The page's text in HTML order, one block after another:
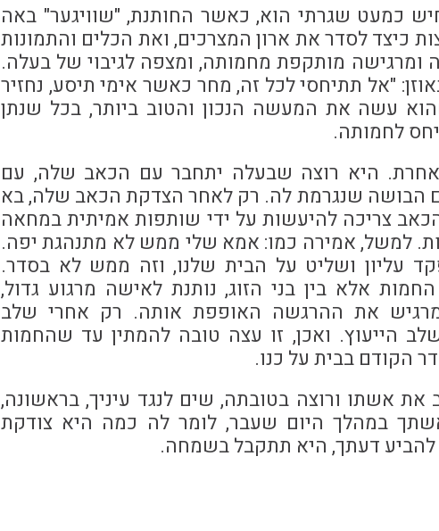
כמעט שגרתי הוא, כאשר החותנת, "שוויגער" באה
כיצד לסדר את ארון המצרכים, ואת הכלים והתמונות
ומרגישה מותקפת מחמותה, ומצפה לגיבוי של בעלה.
"אל תתיחסי לכל זה, מחר כאשר אימי תיסע, נחזיר
עשה את המעשה הנכון והטוב ביותר, בכל שנתן
לחמותה.
היא רוצה שבעלה יתחבר עם הכאב שלה, עם
הבושה שנגרמת לה. רק לאחר הצדקת הכאב שלה, בא
צריכה להיעשות על ידי שותפות אמיתית במחאה
למשל, אמירה כמו: אמא שלי ממש לא מתנהגת יפה.
עליון ושליט על הבית שלנו, וזה ממש לא בסדר.
אלא בין בני הזוג, נותנת לאישה מרגוע גדול,
את ההרגשה האופפת אותה. רק אחרי שלב
הייעוץ. ואכן, זו עצה טובה להמתין עד שהחמות
הקודם בבית על כנו.
אשתו ורוצה בטובתה, שים לנגד עיניך, בראשונה,
במהלך היום שעבר, לומר לה כמה היא צודקת
דעתך, היא תתקבל בשמחה.